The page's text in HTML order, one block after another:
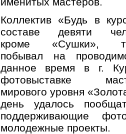
Коллектив «Будь в
составе девяти
кроме «Сушки»,
побывал на
данное время в г.
фотовыставке
мирового уровня
день удалось
поддерживающие
молодежные проекты.